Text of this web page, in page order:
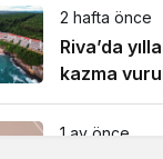
2 hafta önce
Riva’da
kazma
1 ay önce